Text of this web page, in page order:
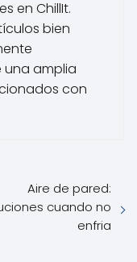
en ChillIt.
bien
una amplia
con
Aire de pared:
cuando no
enfria